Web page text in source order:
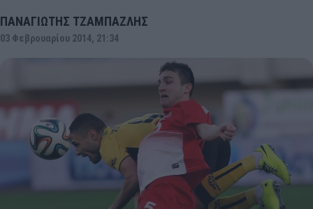
ΠΑΝΑΓΙΩΤΗΣ ΤΖΑΜΠΑΖΛΗΣ
03 Φεβρουαρίου 2014, 21:34